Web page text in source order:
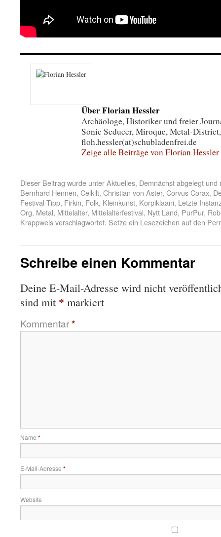
Über Florian Hessler
Archäologe, Historiker und freier
Sonic Seducer, Miroque, Metal-
floh.hessler(at)schubladenfrei.de
Zeige alle Beiträge von Florian Hessler
Dieser Beitrag wurde unterAktuelles, Demnächstabgelegt und
Bernhard Hennen, Celkilt, Christian von Aster, Corvus Corax,
Festival-Tipp, Firkin, Folk, Kleinkunst, Korpiklaani, Letzte
Org, Metal, Mittelalter, Mittelalterfestival, Nytt Land, PurPur,
Krappweisverschlagwortet. Setze ein Lesezeichen auf den
Schreibe einen Kommentar
Deine E-Mail-Adresse wird nicht
sind mit * markiert
Kommentar*
Name *
E-Mail-Adresse *
Website